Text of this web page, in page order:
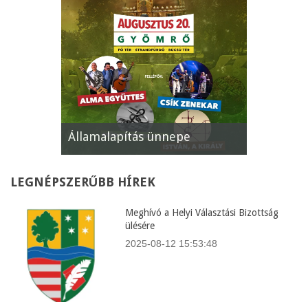
Államalapítás ünnepe
LEGNÉPSZERŰBB HÍREK
Meghívó a Helyi Választási Bizottság
ülésére
2025-08-12 15:53:48